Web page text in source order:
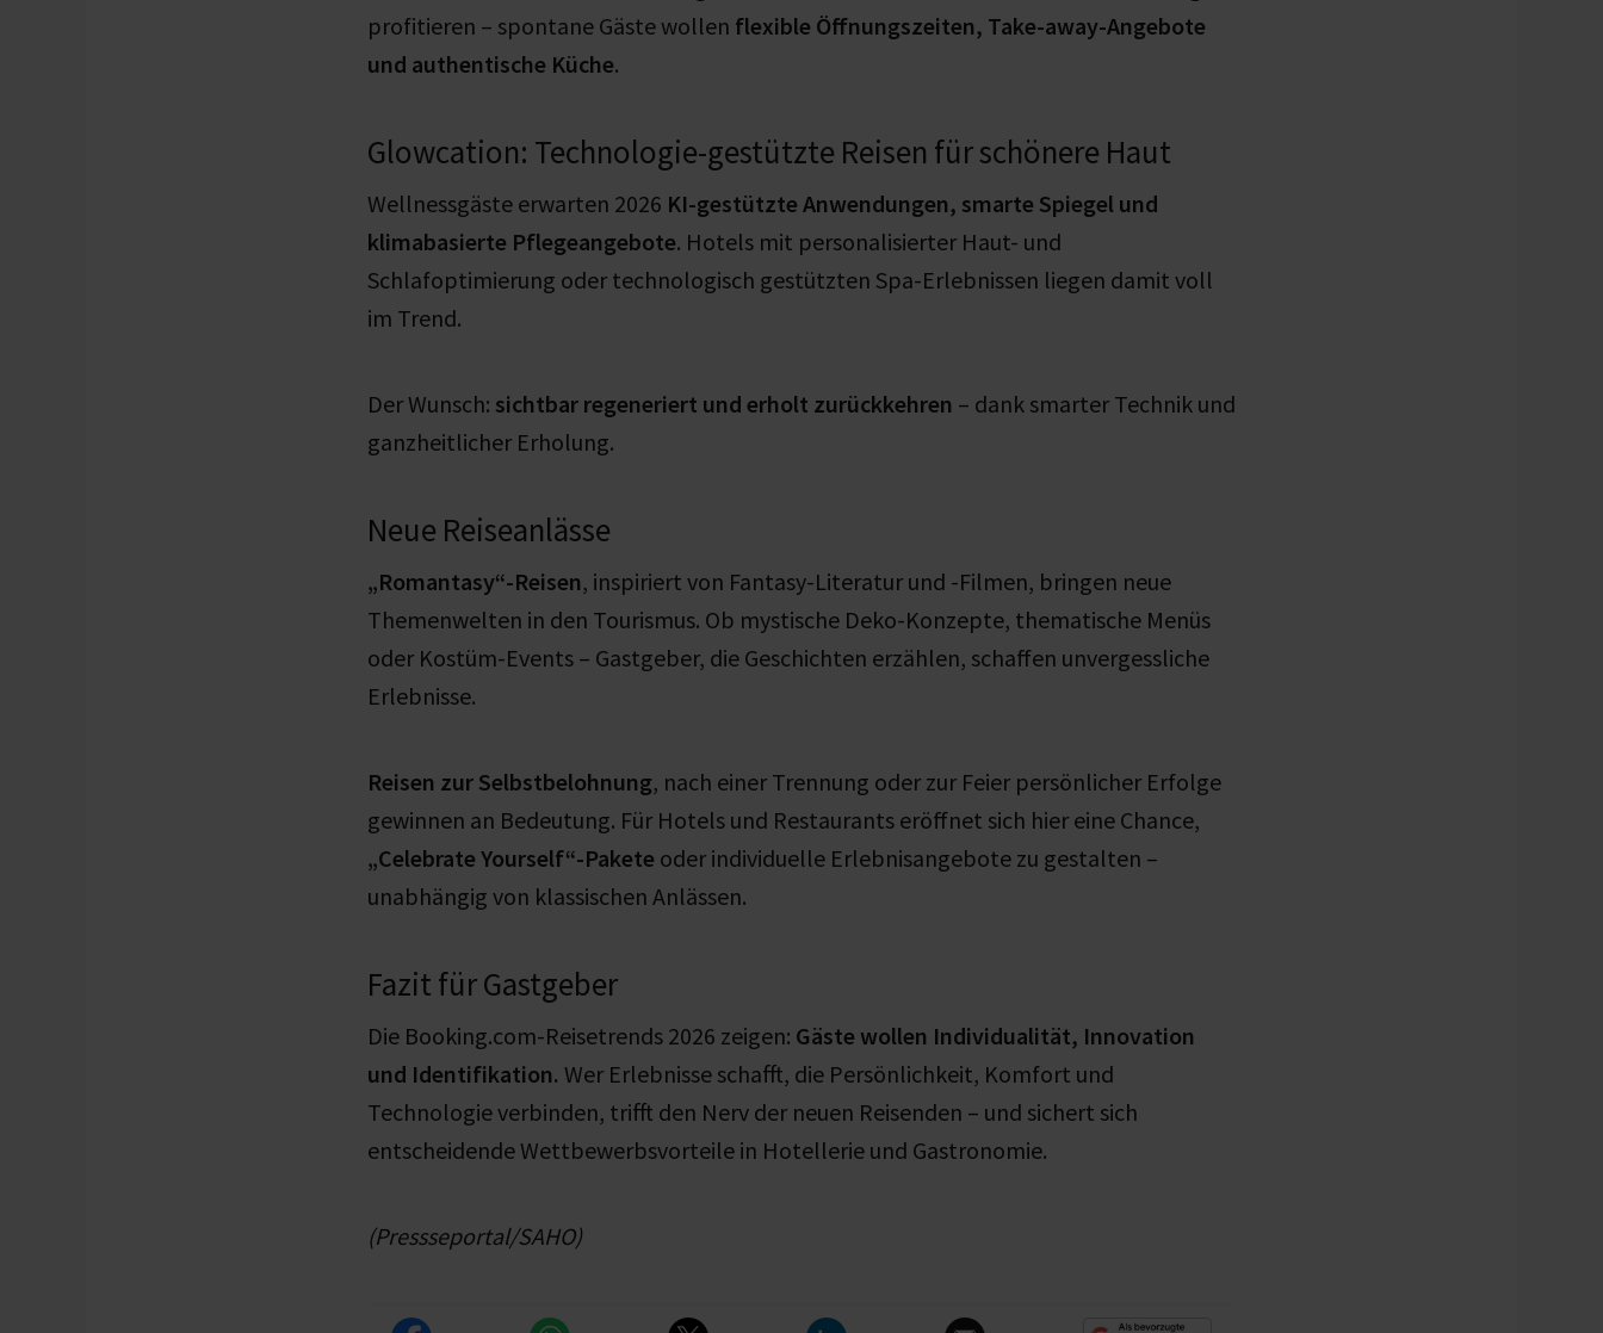
profitieren – spontane Gäste wollen flexible Öffnungszeiten, Take-away-Angebote
und authentische Küche.
Glowcation: Technologie-gestützte Reisen für schönere Haut
Wellnessgäste erwarten 2026 KI-gestützte Anwendungen, smarte Spiegel und
klimabasierte Pflegeangebote. Hotels mit personalisierter Haut- und
Schlafoptimierung oder technologisch gestützten Spa-Erlebnissen liegen damit voll
im Trend.
Der Wunsch: sichtbar regeneriert und erholt zurückkehren – dank smarter Technik und
ganzheitlicher Erholung.
Neue Reiseanlässe
„Romantasy“-Reisen, inspiriert von Fantasy-Literatur und -Filmen, bringen neue
Themenwelten in den Tourismus. Ob mystische Deko-Konzepte, thematische Menüs
oder Kostüm-Events – Gastgeber, die Geschichten erzählen, schaffen unvergessliche
Erlebnisse.
Reisen zur Selbstbelohnung, nach einer Trennung oder zur Feier persönlicher Erfolge
gewinnen an Bedeutung. Für Hotels und Restaurants eröffnet sich hier eine Chance,
„Celebrate Yourself“-Pakete oder individuelle Erlebnisangebote zu gestalten –
unabhängig von klassischen Anlässen.
Fazit für Gastgeber
Die Booking.com-Reisetrends 2026 zeigen: Gäste wollen Individualität, Innovation
und Identifikation. Wer Erlebnisse schafft, die Persönlichkeit, Komfort und
Technologie verbinden, trifft den Nerv der neuen Reisenden – und sichert sich
entscheidende Wettbewerbsvorteile in Hotellerie und Gastronomie.
(Pressseportal/SAHO)